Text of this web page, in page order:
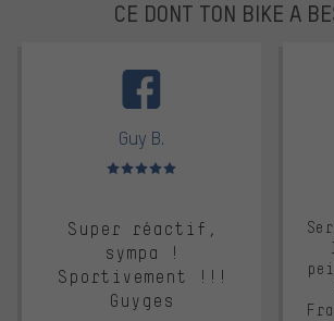
CE DONT TON BIKE A
Guy B.
Note moyenne : 5 sur 5
Super réactif,
sympa !
Sportivement !!!
Guyges